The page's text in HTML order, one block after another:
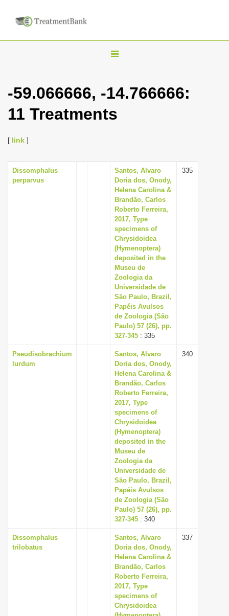
T
g
l
v
g
a
o
n
-59.066666, -14.766666:
11 Treatments
[ link ]
Dissomphalus
perparvus
Santos, Alvaro
Doria dos, Onody,
Helena Carolina &
Brandão, Carlos
Roberto Ferreira,
2017, Type
specimens of
Chrysidoidea
(Hymenoptera)
deposited in the
Museu de
Zoologia da
Universidade de
São Paulo, Brazil,
Papéis Avulsos
de Zoologia (São
Paulo) 57 (26), pp.
327-345 : 335
335
Pseudisobrachium
lurdum
Santos, Alvaro
Doria dos, Onody,
Helena Carolina &
Brandão, Carlos
Roberto Ferreira,
2017, Type
specimens of
Chrysidoidea
(Hymenoptera)
deposited in the
Museu de
Zoologia da
Universidade de
São Paulo, Brazil,
Papéis Avulsos
de Zoologia (São
Paulo) 57 (26), pp.
327-345 : 340
340
Dissomphalus
trilobatus
Santos, Alvaro
Doria dos, Onody,
Helena Carolina &
Brandão, Carlos
Roberto Ferreira,
2017, Type
specimens of
Chrysidoidea
337